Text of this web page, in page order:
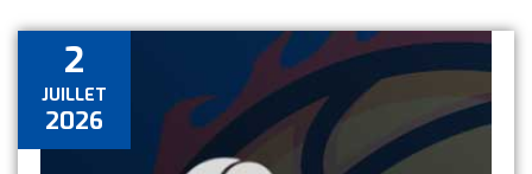
2
JUILLET
2026